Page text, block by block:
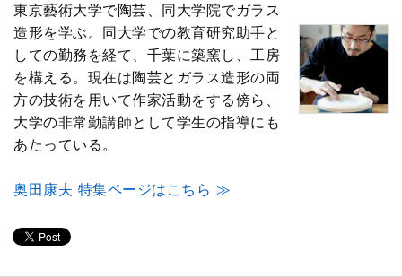
東京藝術大学で陶芸、同大学院でガラス
造形を学ぶ。同大学での教育研究助手と
しての勤務を経て、千葉に築窯し、工房
を構える。現在は陶芸とガラス造形の両
方の技術を用いて作家活動をする傍ら、
大学の非常勤講師として学生の指導にも
あたっている。
奥田康夫 特集ページはこちら ≫